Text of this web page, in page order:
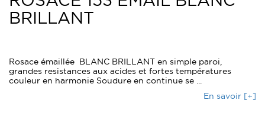
BRILLANT
Rosace émaillée BLANC BRILLANT en simple paroi,
grandes resistances aux acides et fortes températures
couleur en harmonie Soudure en continue se ...
En savoir [+]